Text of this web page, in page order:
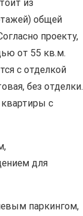
из
общей
проекту,
от 55 кв.м.
с отделкой
без отделки.
с
для
паркингом,